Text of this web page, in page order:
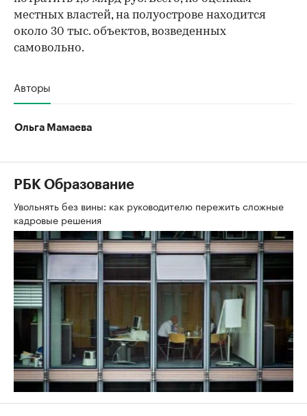
местных властей, на полуострове находится
около 30 тыс. объектов, возведенных
самовольно.
Авторы
Ольга Мамаева
РБК Образование
Увольнять без вины: как руководителю пережить сложные
кадровые решения